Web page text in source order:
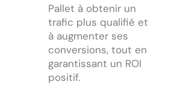
Pallet à obtenir un
trafic plus qualifié et
à augmenter ses
conversions, tout en
garantissant un ROI
positif.